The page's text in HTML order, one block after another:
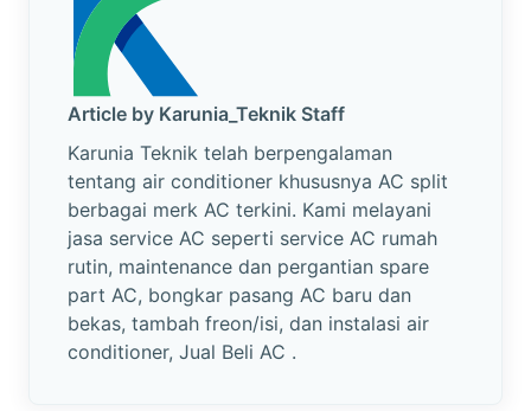
Article by Karunia_Teknik Staff
Karunia Teknik telah berpengalaman
tentang air conditioner khususnya AC split
berbagai merk AC terkini. Kami melayani
jasa service AC seperti service AC rumah
rutin, maintenance dan pergantian spare
part AC, bongkar pasang AC baru dan
bekas, tambah freon/isi, dan instalasi air
conditioner, Jual Beli AC .